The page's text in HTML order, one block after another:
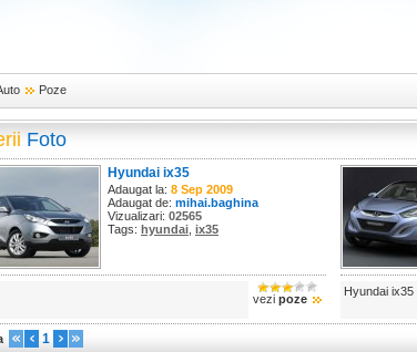
Poze
Foto
Hyundai ix35
Adaugat la: 8 Sep 2009
Adaugat de: mihai.baghina
Vizualizari: 02565
Tags: hyundai ix35
vezi poze
Hyundai ix35
1